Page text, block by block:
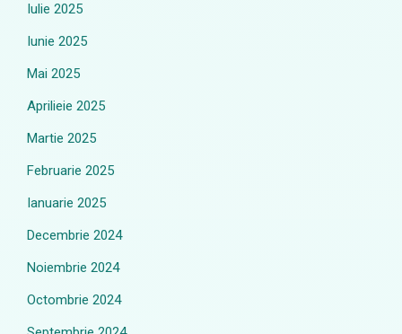
Iulie 2025
Iunie 2025
Mai 2025
Aprilieie 2025
Martie 2025
Februarie 2025
Ianuarie 2025
Decembrie 2024
Noiembrie 2024
Octombrie 2024